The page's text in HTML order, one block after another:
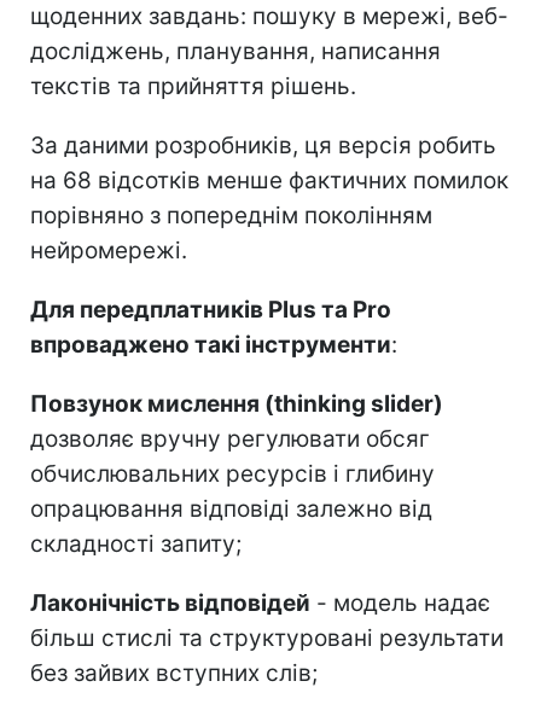
щоденних завдань: пошуку в мережі, веб-
досліджень, планування, написання
текстів та прийняття рішень.
За даними розробників, ця версія робить
на 68 відсотків менше фактичних помилок
порівняно з попереднім поколінням
нейромережі.
Для передплатників Plus та Pro
впроваджено такі інструменти:
Повзунок мислення (thinking slider)
дозволяє вручну регулювати обсяг
обчислювальних ресурсів і глибину
опрацювання відповіді залежно від
складності запиту;
Лаконічність відповідей - модель надає
більш стислі та структуровані результати
без зайвих вступних слів;